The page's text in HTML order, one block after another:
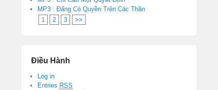
MP3 : Đấng Có Quyền Trên Các Thần
1
2 3 >>
Điều Hành
Log in
Entries RSS